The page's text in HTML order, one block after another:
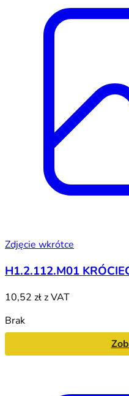
Zdjęcie wkrótce
H1.2.112.M01
10,52 złz VAT
Brak